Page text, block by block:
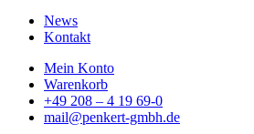
News
Kontakt
Mein Konto
Warenkorb
+49 208 – 4 19 69-0
mail@penkert-gmbh.de